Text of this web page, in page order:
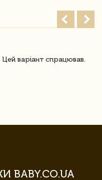
Цей варіант спрацював.